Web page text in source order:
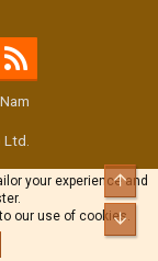
Ltd.
your experience and
our use of cookies.
Top